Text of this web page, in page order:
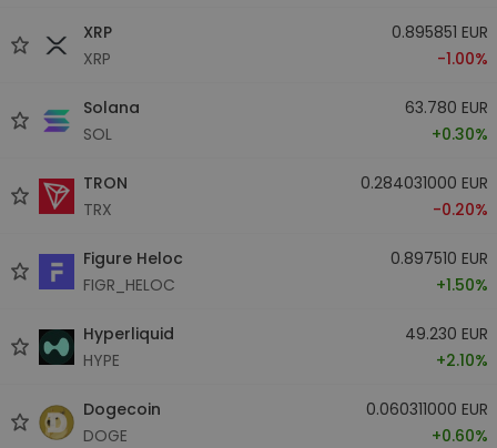
XRP
XRP
0.895851 EUR
-1.00%
Solana
SOL
63.780 EUR
+0.30%
TRON
TRX
0.284031000 EUR
-0.20%
Figure Heloc
FIGR_HELOC
0.897510 EUR
+1.50%
Hyperliquid
HYPE
49.230 EUR
+2.10%
Dogecoin
DOGE
0.060311000 EUR
+0.60%